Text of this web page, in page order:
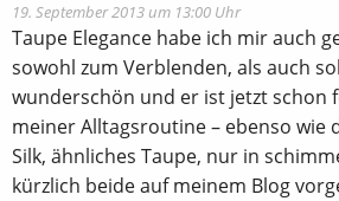
19. September 2013 um 13:00 Uhr
Taupe Elegance habe ich mir auch
sowohl zum Verblenden, als auch
wunderschön und er ist jetzt schon
meiner Alltagsroutine – ebenso wie
Silk, ähnliches Taupe, nur in
kürzlich beide auf meinem Blog